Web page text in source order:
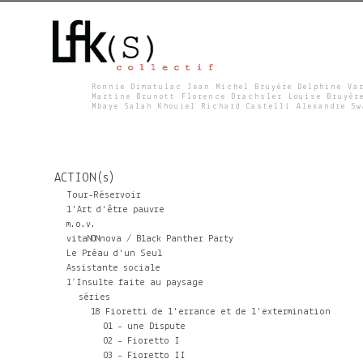
F
K
S
Ronnie Dimatulac Jean Michel Bruyère Delphine
Martine Brunott Florence Drachsler Louise
Mbaye Salah Khouiel Richard Castelli Alexandre
ACTION(s)
Tour-Réservoir
l'Art d'être pauvre
m.o.v.
vitaNONnova / Black Panther Party
Le Préau d'un Seul
Assistante sociale
l’Insulte faite au paysage
séries
18 Fioretti de l'errance et de l'extermination
01 - une Dispute
02 - Fioretto I
03 - Fioretto II